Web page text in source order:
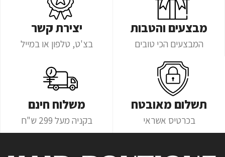
מבצעים והטבות
המבצעים הכי טובים
יצירת קשר
בצ'ט, טלפון או במייל
תשלום מאובטח
בכרטיס אשראי
משלוח חינם
בקניה מעל 299 ש"ח